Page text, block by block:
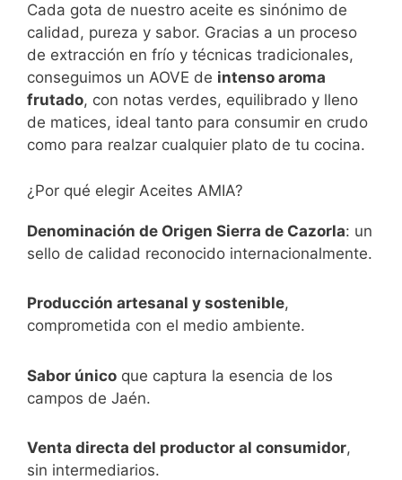
Cada gota de nuestro aceite es sinónimo de
calidad, pureza y sabor. Gracias a un proceso
de extracción en frío y técnicas tradicionales,
conseguimos un AOVE de intenso aroma
frutado, con notas verdes, equilibrado y lleno
de matices, ideal tanto para consumir en crudo
como para realzar cualquier plato de tu cocina.
¿Por qué elegir Aceites AMIA?
Denominación de Origen Sierra de Cazorla: un
sello de calidad reconocido internacionalmente.
Producción artesanal y sostenible,
comprometida con el medio ambiente.
Sabor único que captura la esencia de los
campos de Jaén.
Venta directa del productor al consumidor,
sin intermediarios.